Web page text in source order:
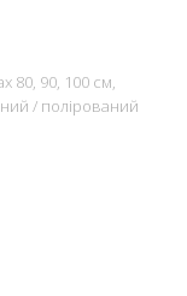
80, 90, 100 см,
/ полірований